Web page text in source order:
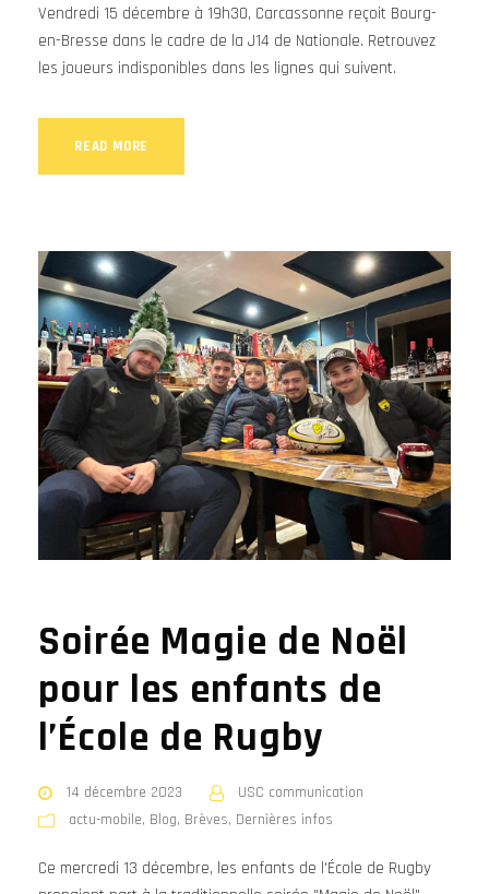
Vendredi 15 décembre à 19h30, Carcassonne reçoit Bourg-
en-Bresse dans le cadre de la J14 de Nationale. Retrouvez
les joueurs indisponibles dans les lignes qui suivent.
READ MORE
Soirée Magie de Noël
pour les enfants de
l’École de Rugby
14 décembre 2023
USC communication
actu-mobile, Blog, Brèves, Dernières infos
Ce mercredi 13 décembre, les enfants de l'École de Rugby